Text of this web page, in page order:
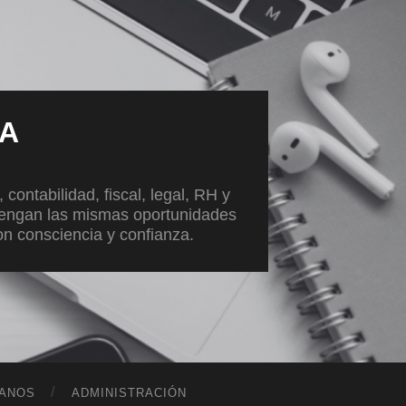
contabilidad, fiscal, legal, RH y
las mismas oportunidades
consciencia y confianza.
ADMINISTRACIÓN